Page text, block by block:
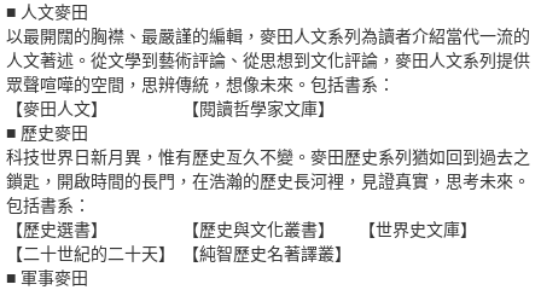
■ 人文麥田
以最開闊的胸襟、最嚴謹的編輯，麥田人文系列為讀者介紹當代一流的
人文著述。從文學到藝術評論、從思想到文化評論，麥田人文系列提供
眾聲喧嘩的空間，思辨傳統，想像未來。包括書系：
【麥田人文】
【閱讀哲學家文庫】
■ 歷史麥田
科技世界日新月異，惟有歷史亙久不變。麥田歷史系列猶如回到過去之
鎖匙，開啟時間的長門，在浩瀚的歷史長河裡，見證真實，思考未來。
包括書系：
【歷史選書】
【歷史與文化叢書】
【世界史文庫】
【二十世紀的二十天】
【純智歷史名著譯叢】
■ 軍事麥田